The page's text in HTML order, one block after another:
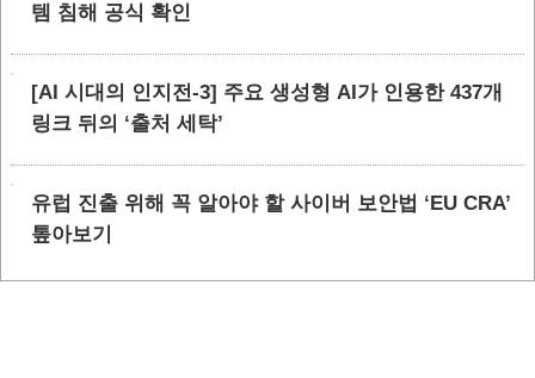
템 침해 공식 확인
[AI 시대의 인지전-3] 주요 생성형 AI가 인용한 437개
링크 뒤의 ‘출처 세탁’
유럽 진출 위해 꼭 알아야 할 사이버 보안법 ‘EU CRA’
톺아보기